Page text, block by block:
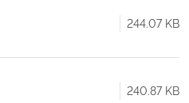
244.07 KB
240.87 KB